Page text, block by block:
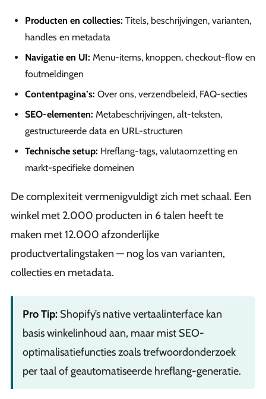
Producten en collecties: Titels, beschrijvingen, varianten,
handles en metadata
Navigatie en UI: Menu-items, knoppen, checkout-flow en
foutmeldingen
Contentpagina’s: Over ons, verzendbeleid, FAQ-secties
SEO-elementen: Metabeschrijvingen, alt-teksten,
gestructureerde data en URL-structuren
Technische setup: Hreflang-tags, valutaomzetting en
markt-specifieke domeinen
De complexiteit vermenigvuldigt zich met schaal. Een
winkel met 2.000 producten in 6 talen heeft te
maken met 12.000 afzonderlijke
productvertalingstaken — nog los van varianten,
collecties en metadata.
Pro Tip: Shopify’s native vertaalinterface kan
basis winkelinhoud aan, maar mist SEO-
optimalisatiefuncties zoals trefwoordonderzoek
per taal of geautomatiseerde hreflang-generatie.